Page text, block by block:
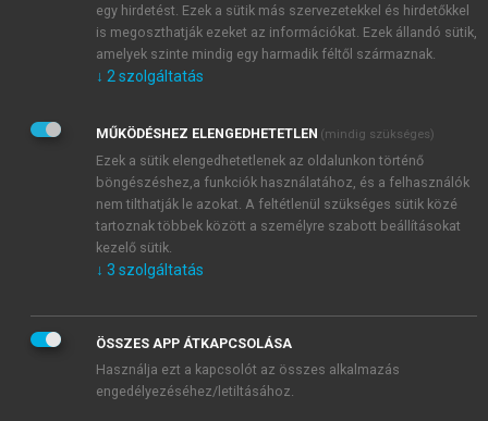
Kérek értesítést a MeRSZ újdonságairól, akcióiról.
Kérek értesítést az Akadémiai Kiadó Zrt. újdonságairól,
Adatkezelési tájékoztatóbanfoglaltakat tudomásul
veszem és elfogadom.
Általános vásárlási feltételeket, valamint a szotar.netés a
mersz.huoldalak licencszerződéseiben foglaltakat
tudomásul veszem és elfogadom.
KIPRÓBÁLOM
egy hirdetést. Ezek a sütik más szervezetekkel és hirdetőkkel
is megoszthatják ezeket az információkat. Ezek állandó sütik,
amelyek szinte mindig egy harmadik féltől származnak.
↓ 2 szolgáltatás
MŰKÖDÉSHEZ ELENGEDHETETLEN (mindig szükséges)
Ezek a sütik elengedhetetlenek az oldalunkon történő
böngészéshez,a funkciók használatához, és a felhasználók
nem tilthatják le azokat. A feltétlenül szükséges sütik közé
tartoznak többek között a személyre szabott beállításokat
kezelő sütik.
↓ 3 szolgáltatás
ÖSSZES APP ÁTKAPCSOLÁSA
Használja ezt a kapcsolót az összes alkalmazás
engedélyezéséhez/letiltásához.